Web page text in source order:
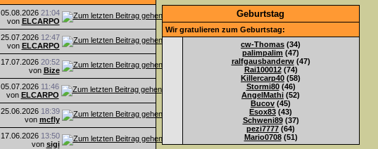
05.08.2026 21:04
von ELCARPO
25.07.2026 12:47
von ELCARPO
17.07.2026 20:52
von Bize
05.07.2026 11:46
von ELCARPO
25.06.2026 18:39
von mcfly
17.06.2026 13:50
von sigi
Geburtstag
Wir gratulieren zum Geburtstag:
cw-Thomas (34)
palimpalim (47)
ralfgausbanderw(47)
Rai100012(74)
Killercarp40 (58)
Stormi80(46)
AngelMathi (52)
Bucov (45)
Esox83 (43)
Schweni89(37)
pezi7777 (64)
Mario0708(51)